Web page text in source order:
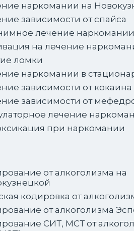
наркомании на
зависимости от спайса
лечение наркомании
на лечение
ломки
наркомании в
зависимости от кокаина
зависимости от
лечение
при наркомании
от алкоголизма на
кодировка от
от алкоголизма
СИТ, МСТ от